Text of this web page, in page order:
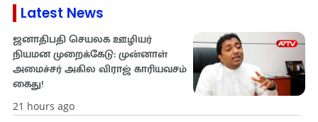
Latest News
ஜனாதிபதி செயலக ஊழியர்
நியமன முறைக்கேடு: முன்னாள்
அமைச்சர் அகில விராஜ் காரியவசம்
கைது!
21 hours ago